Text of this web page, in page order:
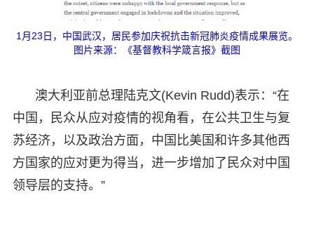
1月23日，中国武汉，居民参加庆祝抗击新冠肺炎疫情成果展览。
图片来源：《基督教科学箴言报》截图
澳大利亚前总理陆克文(Kevin Rudd)表示：“在
中国，民众从应对疫情的视角看，在公共卫生与复
苏经济，以及政治方面，中国比美国和许多其他西
方国家的应对更为得当，进一步增加了民众对中国
领导层的支持。”